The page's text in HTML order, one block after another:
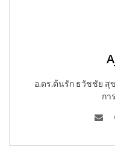
อ.ดร.ต้นรัก ธวัชชัย
กา